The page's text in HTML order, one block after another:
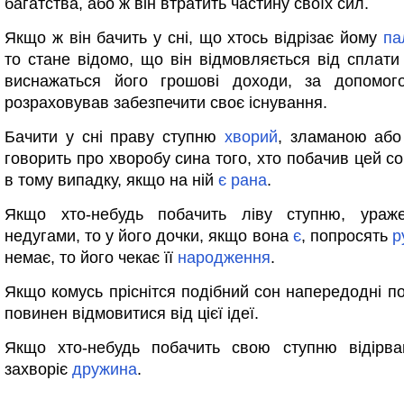
багатства, або ж він втратить частину своїх сил.
Якщо ж він бачить у сні, що хтось відрізає йому
то стане відомо, що він відмовляється від
виснажаться його грошові доходи, за
розраховував забезпечити своє існування.
Бачити у сні праву ступню хворий, зламаною або
говорить про хворобу сина того, хто побачив цей
в тому випадку, якщо на ній є рана.
Якщо хто-небудь побачить ліву ступню,
недугами, то у його дочки, якщо вона є, попросять
немає, то його чекає її народження.
Якщо комусь пріснітcя подібний сон напередодні
повинен відмовитися від цієї ідеї.
Якщо хто-небудь побачить свою ступню
захворіє дружина.